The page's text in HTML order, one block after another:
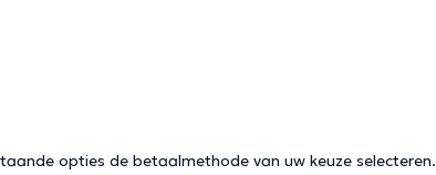
opties de betaalmethode van uw keuze selecteren.